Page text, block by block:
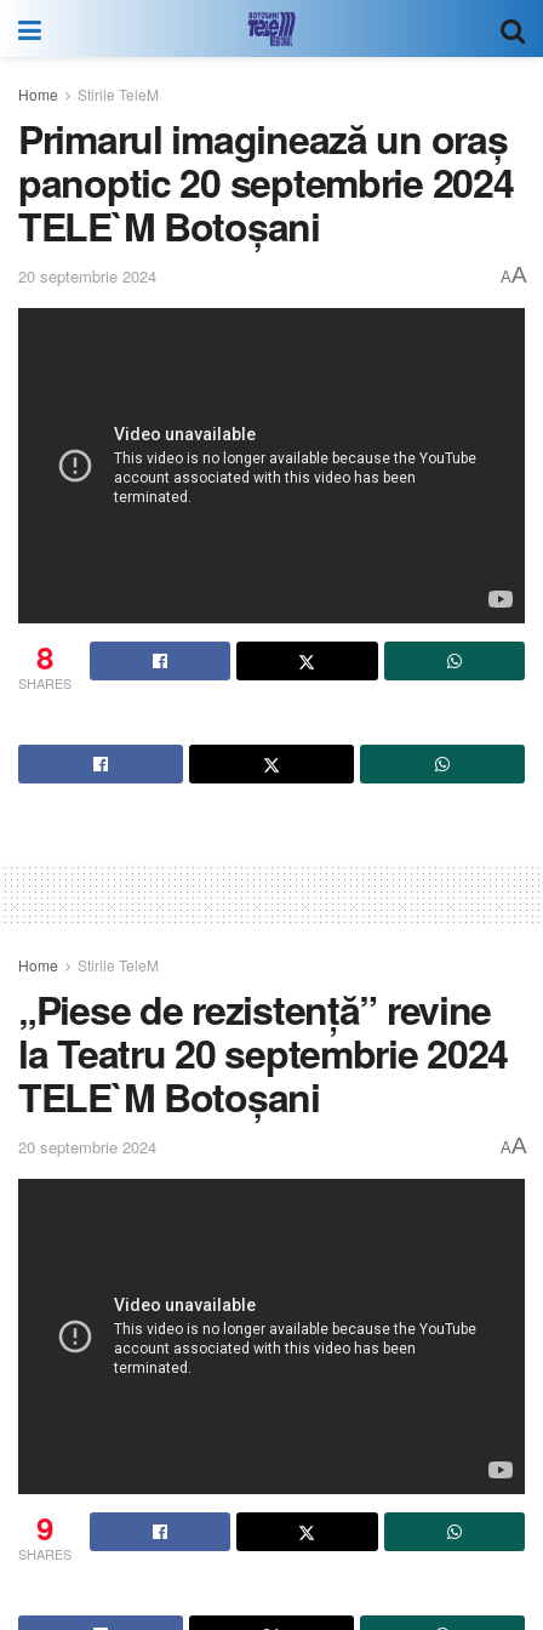
Home Stirile TeleM
Primarul imaginează un oraș
panoptic 20 septembrie 2024
TELE`M Botoșani
20 septembrie 2024 AA
8
SHARES
Home Stirile TeleM
„Piese de rezistență” revine
la Teatru 20 septembrie 2024
TELE`M Botoșani
20 septembrie 2024 AA
9
SHARES